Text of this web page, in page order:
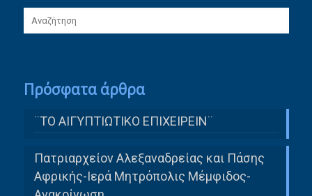
Πρόσφατα άρθρα
¨ΤΟ ΑΙΓΥΠΤΙΩΤΙΚΟ ΕΠΙΧΕΙΡΕΙΝ¨
Πατριαρχείον Αλεξαναδρείας και Πάσης
Αφρικής-Ιερά Μητρόπολις Μέμφιδος-